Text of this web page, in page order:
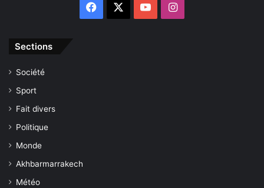
Facebook YouTubeInstagram
Sections
Société
Sport
Fait divers
Politique
Monde
Akhbarmarrakech
Météo